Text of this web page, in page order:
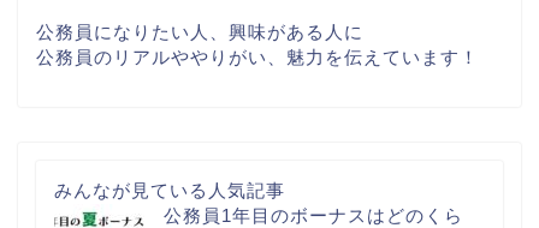
公務員になりたい人、興味がある人に
公務員のリアルややりがい、魅力を伝えています！
みんなが見ている人気記事
公務員1年目のボーナスはどのくら